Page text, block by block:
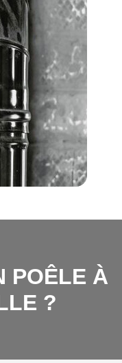
POÊLE À
?